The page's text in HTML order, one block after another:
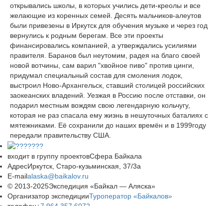
открывались школы, в которых учились дети-креолы и все
желающие из коренных семей. Десять мальчиков-алеутов
были привезены в Иркутск для обучения музыке и через год
вернулись к родным берегам. Все эти проекты
финансировались компанией, а утверждались усилиями
правителя. Баранов был неутомим, радея на благо своей
новой вотчины, сам варил "хвойное пиво" против цинги,
придумал специальный состав для смоления лодок,
выстроил Ново-Архангельск, ставший столицей российских
заокеанских владений. Уезжая в Россию после отставки, он
подарил местным вождям свою легендарную кольчугу,
которая не раз спасала ему жизнь в нешуточных баталиях с
мятежниками. Её сохранили до наших времён и в 1999году
передали правительству США.
входит в группу проектовСфера Байкала
АдресИркутск, Старо-кузьминская, 37/3а
E-mailalaska@baikalov.ru
© 2013-2025Экспедиция «Байкал — Аляска»
Организатор экспедицииТуроператор «Байкалов»